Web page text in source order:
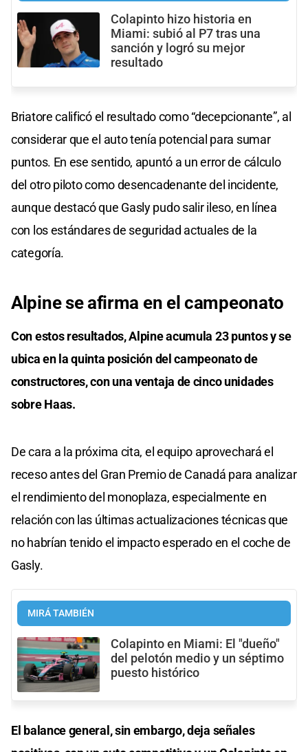
Colapinto hizo historia en
Miami: subió al P7 tras una
sanción y logró su mejor
resultado
Briatore calificó el resultado como “decepcionante”, al
considerar que el auto tenía potencial para sumar
puntos. En ese sentido, apuntó a un error de cálculo
del otro piloto como desencadenante del incidente,
aunque destacó que Gasly pudo salir ileso, en línea
con los estándares de seguridad actuales de la
categoría.
Alpine se afirma en el campeonato
Con estos resultados, Alpine acumula 23 puntos y se
ubica en la quinta posición del campeonato de
constructores, con una ventaja de cinco unidades
sobre Haas.
De cara a la próxima cita, el equipo aprovechará el
receso antes del Gran Premio de Canadá para analizar
el rendimiento del monoplaza, especialmente en
relación con las últimas actualizaciones técnicas que
no habrían tenido el impacto esperado en el coche de
Gasly.
MIRÁ TAMBIÉN
​Colapinto en Miami: El "dueño"
del pelotón medio y un séptimo
puesto histórico
El balance general, sin embargo, deja señales